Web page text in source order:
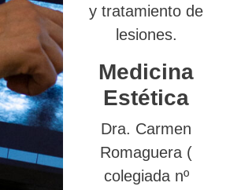
y tratamiento de
lesiones.
Medicina
Estética
Dra. Carmen
Romaguera (
colegiada nº